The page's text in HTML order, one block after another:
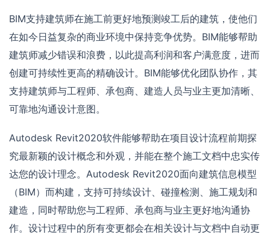
BIM支持建筑师在施工前更好地预测竣工后的建筑，使他们
在如今日益复杂的商业环境中保持竞争优势。BIM能够帮助
建筑师减少错误和浪费，以此提高利润和客户满意度，进而
创建可持续性更高的精确设计。BIM能够优化团队协作，其
支持建筑师与工程师、承包商、建造人员与业主更加清晰、
可靠地沟通设计意图。
Autodesk Revit2020软件能够帮助在项目设计流程前期探
究最新颖的设计概念和外观，并能在整个施工文档中忠实传
达您的设计理念。Autodesk Revit2020面向建筑信息模型
（BIM）而构建，支持可持续设计、碰撞检测、施工规划和
建造，同时帮助您与工程师、承包商与业主更好地沟通协
作。设计过程中的所有变更都会在相关设计与文档中自动更